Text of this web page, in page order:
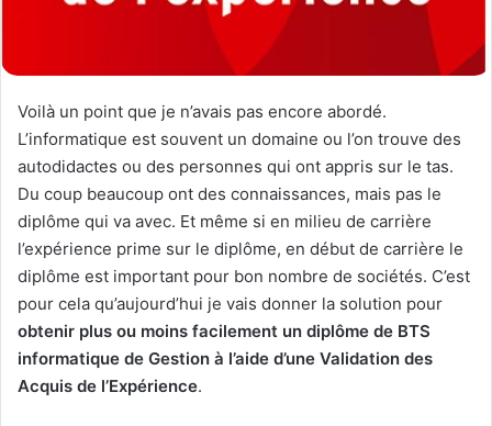
Voilà un point que je n’avais pas encore abordé.
L’informatique est souvent un domaine ou l’on trouve des
autodidactes ou des personnes qui ont appris sur le tas.
Du coup beaucoup ont des connaissances, mais pas le
diplôme qui va avec. Et même si en milieu de carrière
l’expérience prime sur le diplôme, en début de carrière le
diplôme est important pour bon nombre de sociétés. C’est
pour cela qu’aujourd’hui je vais donner la solution pour
obtenir plus ou moins facilement un diplôme de BTS
informatique de Gestion à l’aide d’une Validation des
Acquis de l’Expérience.